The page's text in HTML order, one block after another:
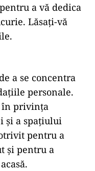
a vă dedica
Lăsați-vă
a se concentra
personale.
în privința
și a spațiului
pentru a
și pentru a